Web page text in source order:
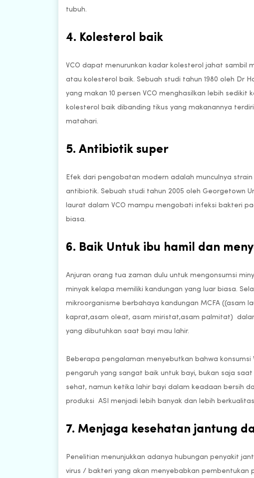
tubuh.
4. Kolesterol baik
VCO dapat menurunkan kadar kolesterol jahat sambil
atau kolesterol baik. Sebuah studi tahun 1980 oleh Dr
yang makan 10 persen VCO menghasilkan lebih sedikit
kolesterol baik dibanding tikus yang makanannya
matahari.
5. Antibiotik super
Efek dari pengobatan modern adalah munculnya
antibiotik. Sebuah studi tahun 2005 oleh Georgetown
laurat dalam VCO mampu mengobati infeksi bakteri
biasa.
6. Baik Untuk ibu hamil dan
Anjuran orang tua zaman dulu untuk mengonsumsi
minyak kelapa memiliki kandungan yang luar biasa.
mikroorganisme berbahaya kandungan MCFA ((asam
kaprat,asam oleat, asam miristat,asam palmitat)
yang dibutuhkan saat bayi mau lahir.
Beberapa pengalaman menyebutkan bahwa konsumsi
pengaruh yang sangat baik untuk bayi, bukan saja
sehat, namun ketika lahir bayi dalam keadaan bersih
produksi ASI menjadi lebih banyak dan lebih
7. Menjaga kesehatan jantung
Penelitian menunjukkan adanya hubungan penyakit
virus / bakteri yang akan menyebabkan pembentukan